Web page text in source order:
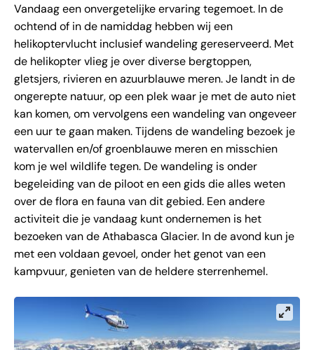
Vandaag een onvergetelijke ervaring tegemoet. In de
ochtend of in de namiddag hebben wij een
helikoptervlucht inclusief wandeling gereserveerd. Met
de helikopter vlieg je over diverse bergtoppen,
gletsjers, rivieren en azuurblauwe meren. Je landt in de
ongerepte natuur, op een plek waar je met de auto niet
kan komen, om vervolgens een wandeling van ongeveer
een uur te gaan maken. Tijdens de wandeling bezoek je
watervallen en/of groenblauwe meren en misschien
kom je wel wildlife tegen. De wandeling is onder
begeleiding van de piloot en een gids die alles weten
over de flora en fauna van dit gebied. Een andere
activiteit die je vandaag kunt ondernemen is het
bezoeken van de Athabasca Glacier. In de avond kun je
met een voldaan gevoel, onder het genot van een
kampvuur, genieten van de heldere sterrenhemel.